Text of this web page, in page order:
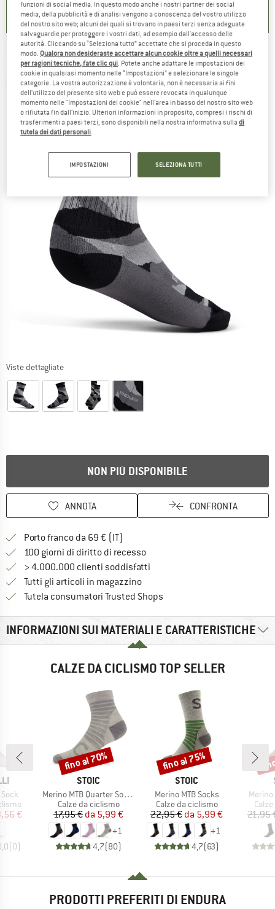
ENDURA -Peak Sock - Calze da ciclismo
(0)
Viste dettagliate
NON PIÙ DISPONIBILE
ANNOTA CONFRONTA
Porto franco da 69 € (IT)
100 giorni di diritto di recessoVai alla politica di recesso qui
> 4.000.000 clienti soddisfatti
Tutti gli articoli in magazzino
Tutela consumatori Trusted Shops
INFORMAZIONI SUI MATERIALI E CARATTERISTICHE
CALZE DA CICLISMO TOP SELLER
ridotto
€
(0)
MARCHIO
STOIC
Articolo
Merino MTB Quarter Socks
Gruppo di prodotti
Calze da ciclismo
Prezzo
17,95 € Prezzo ridotto
da 5,99 €
+1
4,7(80)
Sconto
fino al 70%
MARCHIO
STOIC
Articolo
Merino MTB Socks
Gruppo di prodotti
Calze da ciclismo
Prezzo
22,95 € Prezzo ridotto
da 5,99 €
+1
4,7(63)
Sconto
fino al 75%
Articolo
21,95
PRODOTTI PREFERITI DI ENDURA
funzioni di social media. In questo modo anche i nostri partner dei social
media, della pubblicità e di analisi vengono a conoscenza del vostro utilizzo
del nostro sito web; alcuni dei quali si trovano in paesi terzi senza adeguate
salvaguardie per proteggere i vostri dati, ad esempio dall'accesso delle
autorità. Cliccando su “Seleziona tutto” accettate che si proceda in questo
modo. Qualora non desideraste accettare alcun cookie oltre a quelli necessari
per ragioni tecniche, fate clic qui. Potete anche adattare le impostazioni dei
cookie in qualsiasi momento nelle “Impostazioni” e selezionare le singole
categorie. La vostra autorizzazione è volontaria, non è necessaria ai fini
dell'utilizzo del presente sito web e può essere revocata in qualunque
momento nelle "Impostazioni dei cookie" nell'area in basso del nostro sito web
o rifiutata fin dall'inizio. Ulteriori informazioni in proposito, compresi i rischi di
trasferimenti a paesi terzi, sono disponibili nella nostra informativa sulladi
tutela dei dati personali.
IMPOSTAZIONI SELEZIONA TUTTI